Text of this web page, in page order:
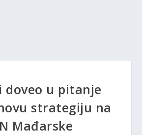
doveo u pitanje
strategiju na
Mađarske